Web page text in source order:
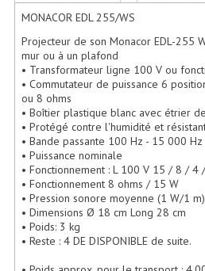
Haut-Parleurs Moteurs
Filtres
Haut-Parleurs
Moteurs Pavillons
Tweeters Pour
Lecteurs Audio &
MONACOR EDL 255/WS
Projecteur de son Monacor EDL-255
mur ou à un plafond
• Transformateur ligne 100 V ou
• Commutateur de puissance 6
ou 8 ohms
• Boîtier plastique blanc avec étrier
• Protégé contre l'humidité et
• Bande passante 100 Hz - 15 000 Hz
• Puissance nominale
• Fonctionnement : L 100 V 15 / 8 / 4
• Fonctionnement 8 ohms / 15 W
• Pression sonore moyenne (1 W/1
• Dimensions Ø 18 cm Long 28 cm
• Poids: 3 kg
• Reste : 4 DE DISPONIBLE de suite.